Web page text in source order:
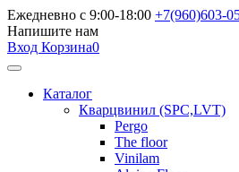
Ежедневно с 9:00-18:00 +7(960)603-
Напишите нам
Вход Корзина0
Каталог
Кварцвинил (SPC,LVT)
Pergo
The floor
Vinilam